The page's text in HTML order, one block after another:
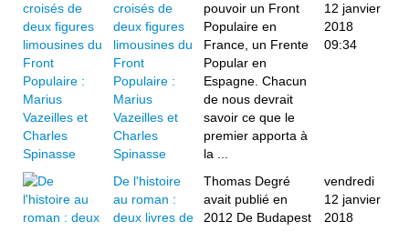
croisés de
deux figures
limousines du
Front
Populaire :
Marius
Vazeilles et
Charles
Spinasse
pouvoir un Front
Populaire en
France, un Frente
Popular en
Espagne. Chacun
de nous devrait
savoir ce que le
premier apporta à
la ...
12 janvier
2018
09:34
De l'histoire
au roman :
deux livres de
Thomas Degré
avait publié en
2012 De Budapest
vendredi
12 janvier
2018